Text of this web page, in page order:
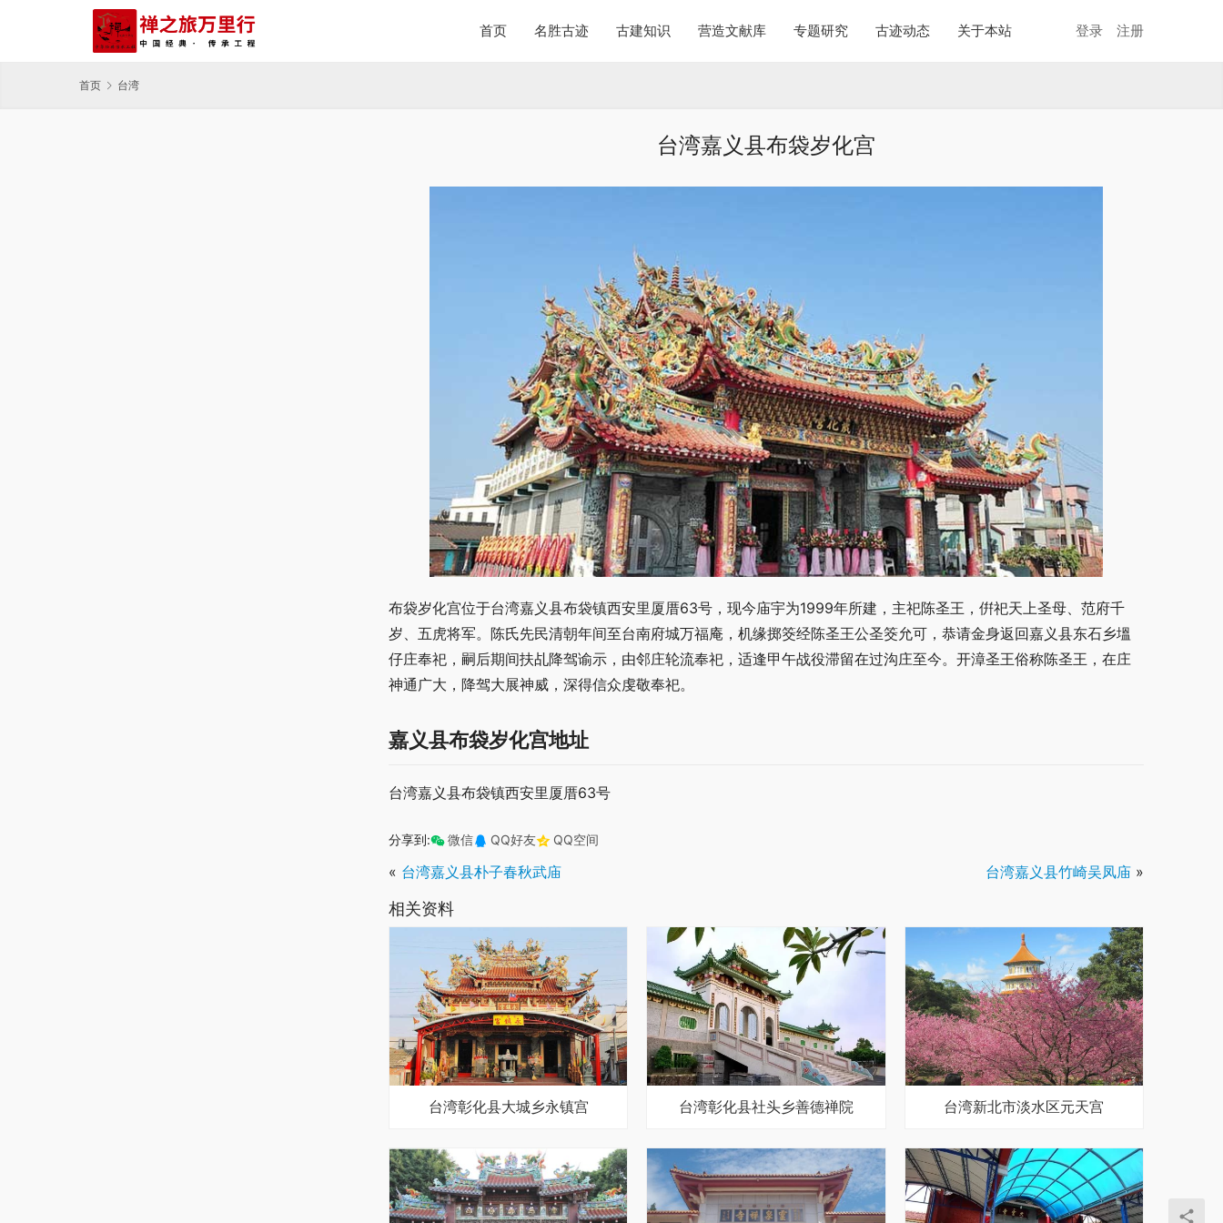
首页 名胜古迹 古建知识 营造文献库 专题研究 古迹动态 关于本站 登录 注册
首页 台湾
台湾嘉义县布袋岁化宫
布袋岁化宫位于台湾嘉义县布袋镇西安里厦厝63号，现今庙宇为1999年所建，主祀陈圣王，倂祀天上圣母、范府千
岁、五虎将军。陈氏先民清朝年间至台南府城万福庵，机缘掷筊经陈圣王公圣筊允可，恭请金身返回嘉义县东石乡塭
仔庄奉祀，嗣后期间扶乩降驾谕示，由邻庄轮流奉祀，适逢甲午战役滞留在过沟庄至今。开漳圣王俗称陈圣王，在庄
神通广大，降驾大展神威，深得信众虔敬奉祀。
嘉义县布袋岁化宫地址
台湾嘉义县布袋镇西安里厦厝63号
分享到: 微信 QQ好友 QQ空间
« 台湾嘉义县朴子春秋武庙 台湾嘉义县竹崎吴凤庙 »
相关资料
台湾彰化县大城乡永镇宫 台湾彰化县社头乡善德禅院 台湾新北市淡水区元天宫